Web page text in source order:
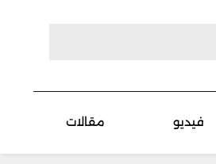
فيديو مقالات